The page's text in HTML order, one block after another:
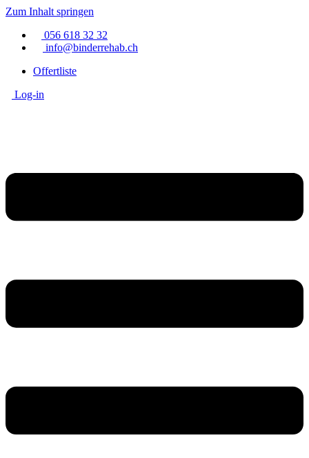
Zum Inhalt springen
056 618 32 32
info@binderrehab.ch
Offertliste
Log-in